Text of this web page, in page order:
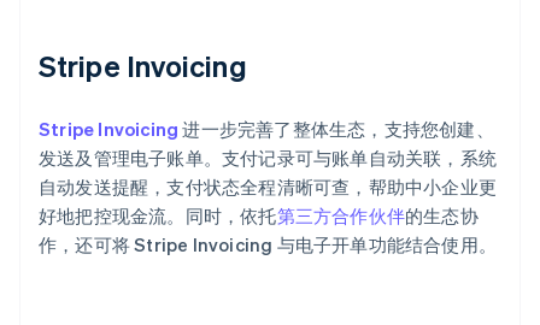
Stripe Invoicing
Stripe Invoicing 进一步完善了整体生态，支持您创建、
发送及管理电子账单。支付记录可与账单自动关联，系统
自动发送提醒，支付状态全程清晰可查，帮助中小企业更
好地把控现金流。同时，依托第三方合作伙伴的生态协
作，还可将 Stripe Invoicing 与电子开单功能结合使用。